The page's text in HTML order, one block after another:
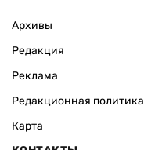
Архивы
Редакция
Реклама
Редакционная политика
Карта